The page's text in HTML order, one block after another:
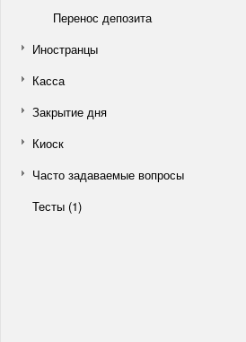
Перенос депозита
Иностранцы
Касса
Закрытие дня
Киоск
Часто задаваемые вопросы
Тесты (1)